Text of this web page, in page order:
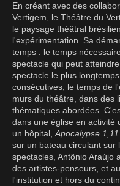
En créant avec des
Vertigem, le Théâtre du
le paysage théâtral
l'expérimentation. Sa
temps : le temps
spectacle qui peut
spectacle le plus
consécutives, le temps de
murs du théâtre, dans des
thématiques abordées.
dans une église en activité
un hôpital, Apocalypse 1,11
sur un bateau circulant sur
spectacles, Antônio Araújo
des artistes-penseurs, et
l'institution et hors du